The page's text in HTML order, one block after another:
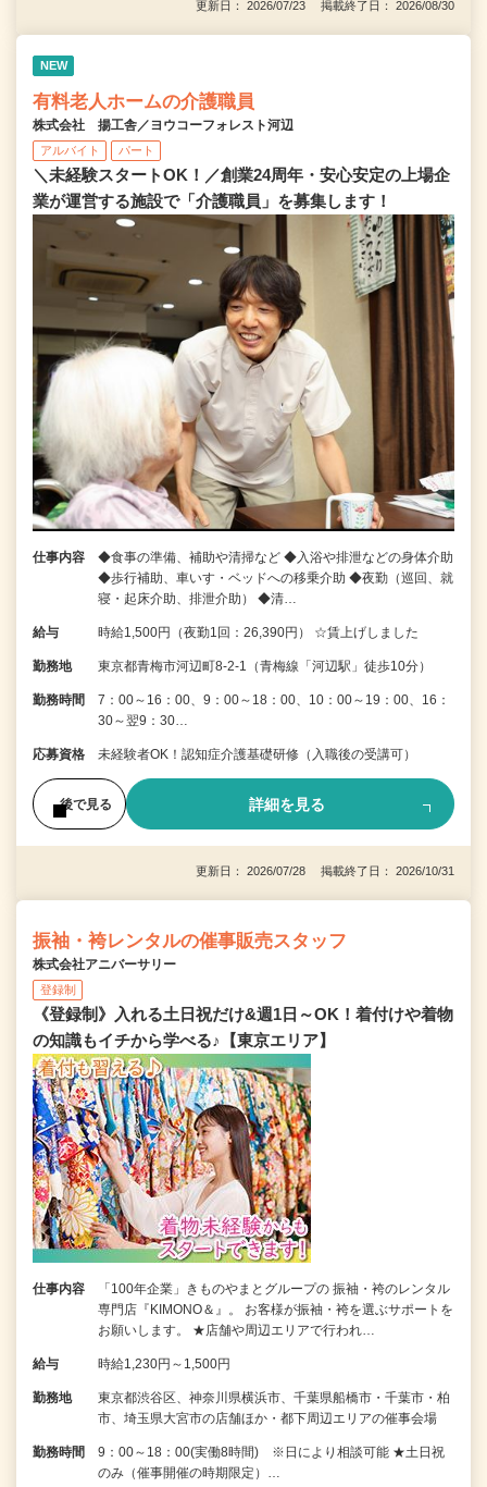
更新日： 2026/07/23 掲載終了日： 2026/08/30
NEW
有料老人ホームの介護職員
株式会社 揚工舎／ヨウコーフォレスト河辺
アルバイト パート
＼未経験スタートOK！／創業24周年・安心安定の上場企
業が運営する施設で「介護職員」を募集します！
仕事内容
◆食事の準備、補助や清掃など ◆入浴や排泄などの身体介助
◆歩行補助、車いす・ベッドへの移乗介助 ◆夜勤（巡回、就
寝・起床介助、排泄介助） ◆清…
給与 時給1,500円（夜勤1回：26,390円） ☆賃上げしました
勤務地 東京都青梅市河辺町8‐2‐1（青梅線「河辺駅」徒歩10分）
勤務時間
7：00～16：00、9：00～18：00、10：00～19：00、16：
30～翌9：30…
応募資格 未経験者OK！認知症介護基礎研修（入職後の受講可）
後で見る 詳細を見る
更新日： 2026/07/28 掲載終了日： 2026/10/31
振袖・袴レンタルの催事販売スタッフ
株式会社アニバーサリー
登録制
《登録制》入れる土日祝だけ&週1日～OK！着付けや着物
の知識もイチから学べる♪【東京エリア】
仕事内容
「100年企業」きものやまとグループの 振袖・袴のレンタル
専門店『KIMONO＆』。 お客様が振袖・袴を選ぶサポートを
お願いします。 ★店舗や周辺エリアで行われ…
給与 時給1,230円～1,500円
勤務地
東京都渋谷区、神奈川県横浜市、千葉県船橋市・千葉市・柏
市、埼玉県大宮市の店舗ほか・都下周辺エリアの催事会場
勤務時間
9：00～18：00(実働8時間) ※日により相談可能 ★土日祝
のみ（催事開催の時期限定）…